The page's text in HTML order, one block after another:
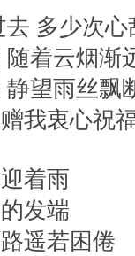
去 多少次心
着云烟渐
静望雨丝飘
我衷心祝
着雨
发端
遥若困倦